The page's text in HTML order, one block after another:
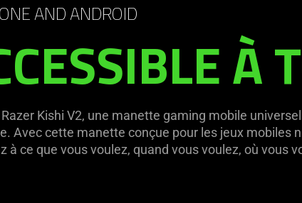
AND ANDROID
À
Kishi V2, une manette gaming mobile
Avec cette manette conçue pour les jeux mobiles
ce que vous voulez, quand vous voulez, où vous